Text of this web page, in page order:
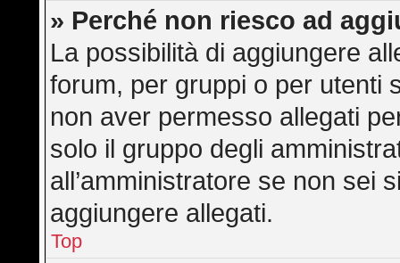
» Perché non riesco ad
La possibilità di aggiungere
forum, per gruppi o per utenti
non aver permesso allegati
solo il gruppo degli
all’amministratore se non sei
aggiungere allegati.
Top